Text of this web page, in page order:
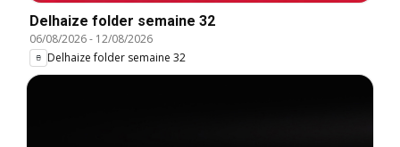
Delhaize folder semaine 32
06/08/2026- 12/08/2026
Delhaize folder semaine 32